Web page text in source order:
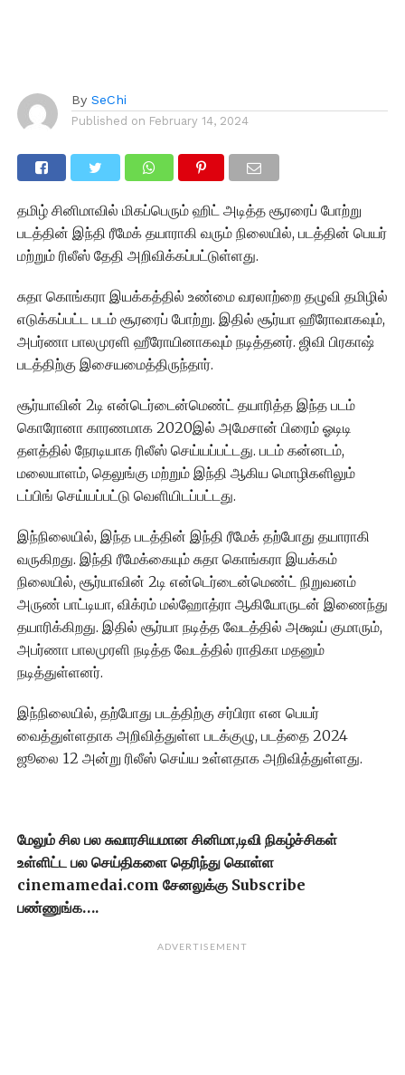
By SeChi
Published on February 14, 2024
தமிழ் சினிமாவில் மிகப்பெரும் ஹிட் அடித்த சூரரைப் போற்று
படத்தின் இந்தி ரீமேக் தயாராகி வரும் நிலையில், படத்தின் பெயர்
மற்றும் ரிலீஸ் தேதி அறிவிக்கப்பட்டுள்ளது.
சுதா கொங்கரா இயக்கத்தில் உண்மை வரலாற்றை தழுவி தமிழில்
எடுக்கப்பட்ட படம் சூரரைப் போற்று. இதில் சூர்யா ஹீரோவாகவும்,
அபர்ணா பாலமுரளி ஹீரோயினாகவும் நடித்தனர். ஜிவி பிரகாஷ்
படத்திற்கு இசையமைத்திருந்தார்.
சூர்யாவின் 2டி என்டெர்டைன்மெண்ட் தயாரித்த இந்த படம்
கொரோனா காரணமாக 2020இல் அமேசான் பிரைம் ஓடிடி
தளத்தில் நேரடியாக ரிலீஸ் செய்யப்பட்டது. படம் கன்னடம்,
மலையாளம், தெலுங்கு மற்றும் இந்தி ஆகிய மொழிகளிலும்
டப்பிங் செய்யப்பட்டு வெளியிடப்பட்டது.
இந்நிலையில், இந்த படத்தின் இந்தி ரீமேக் தற்போது தயாராகி
வருகிறது. இந்தி ரீமேக்கையும் சுதா கொங்கரா இயக்கம்
நிலையில், சூர்யாவின் 2டி என்டெர்டைன்மெண்ட் நிறுவனம்
அருண் பாட்டியா, விக்ரம் மல்ஹோத்ரா ஆகியோருடன் இணைந்து
தயாரிக்கிறது. இதில் சூர்யா நடித்த வேடத்தில் அக்ஷய் குமாரும்,
அபர்ணா பாலமுரளி நடித்த வேடத்தில் ராதிகா மதனும்
நடித்துள்ளனர்.
இந்நிலையில், தற்போது படத்திற்கு சர்பிரா என பெயர்
வைத்துள்ளதாக அறிவித்துள்ள படக்குழு, படத்தை 2024
ஜூலை 12 அன்று ரிலீஸ் செய்ய உள்ளதாக அறிவித்துள்ளது.
மேலும் சில பல சுவாரசியமான சினிமா,டிவி நிகழ்ச்சிகள்
உள்ளிட்ட பல செய்திகளை தெரிந்து கொள்ள
cinemamedai.com சேனலுக்கு Subscribe
பண்ணுங்க….
ADVERTISEMENT